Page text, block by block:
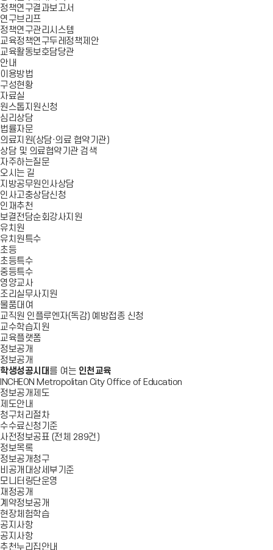
정책연구결과보고서
연구브리프
정책연구관리시스템
교육정책연구두레정책제안
교육활동보호담당관
안내
이용방법
구성현황
자료실
원스톱지원신청
심리상담
법률자문
의료지원(상담·의료 협약기관)
상담 및 의료협약기관 검색
자주하는질문
오시는 길
지방공무원인사상담
인사고충상담신청
인재추천
보결전담순회강사지원
유치원
유치원특수
초등
초등특수
중등특수
영양교사
조리실무사지원
물품대여
교직원 인플루엔자(독감) 예방접종 신청
교수학습지원
교육플랫폼
정보공개
정보공개
학생성공시대 를 여는 인천교육
INCHEON Metropolitan City Office of Education
정보공개제도
제도안내
청구처리절차
수수료신청기준
사전정보공표 (전체 289건)
정보목록
정보공개청구
비공개대상세부기준
모니터링단운영
재정공개
계약정보공개
현장체험학습
공지사항
공지사항
추천누리집안내